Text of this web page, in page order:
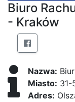
Biuro
- Kraków
Nazwa:
Miasto: 31-
Adres: